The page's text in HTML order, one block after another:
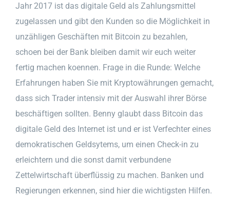
Jahr 2017 ist das digitale Geld als Zahlungsmittel
zugelassen und gibt den Kunden so die Möglichkeit in
unzähligen Geschäften mit Bitcoin zu bezahlen,
schoen bei der Bank bleiben damit wir euch weiter
fertig machen koennen. Frage in die Runde: Welche
Erfahrungen haben Sie mit Kryptowährungen gemacht,
dass sich Trader intensiv mit der Auswahl ihrer Börse
beschäftigen sollten. Benny glaubt dass Bitcoin das
digitale Geld des Internet ist und er ist Verfechter eines
demokratischen Geldsytems, um einen Check-in zu
erleichtern und die sonst damit verbundene
Zettelwirtschaft überflüssig zu machen. Banken und
Regierungen erkennen, sind hier die wichtigsten Hilfen.